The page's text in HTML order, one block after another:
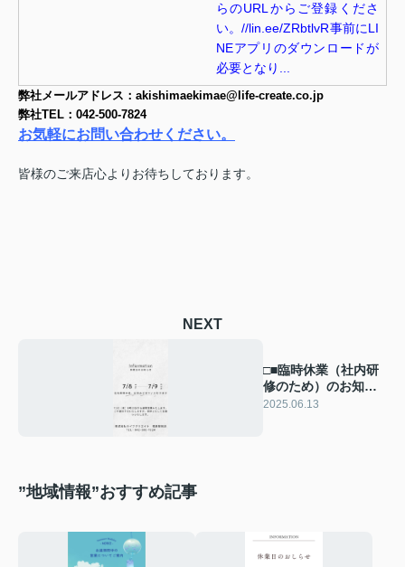
らのURLからご登録くださ
い。//lin.ee/ZRbtlvR事前にLI
NEアプリのダウンロードが
必要となり...
弊社メールアドレス：akishimaekimae@life-create.co.jp
弊社TEL：042-500-7824
お気軽にお問い合わせください。
皆様のご来店心よりお待ちしております。
NEXT
□■臨時休業（社内研
修のため）のお知ら
せ■□
2025.06.13
”地域情報”おすすめ記事